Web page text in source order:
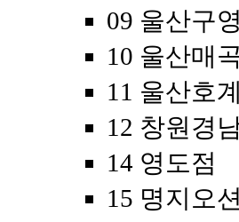
09 울산구
10 울산매
11 울산호
12 창원경
14 영도점
15 명지오